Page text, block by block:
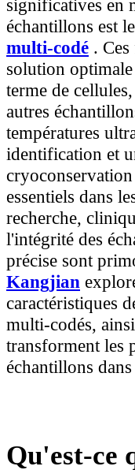
significatives en
échantillons est le
multi-codé .
solution
terme de
autres
températures
identification et
essentiels dans
recherche,
l'intégrité des
précise sont
Kangjian
caractéristiques
multi-codés,
transforment les
échantillons
Qu'est-ce